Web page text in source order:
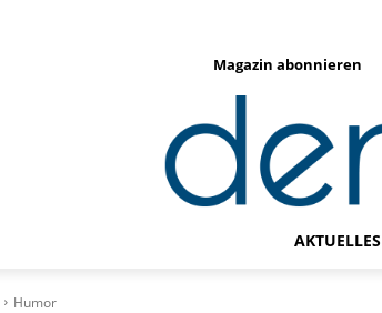
Magazin abonnieren
AKTUELLES
Humor